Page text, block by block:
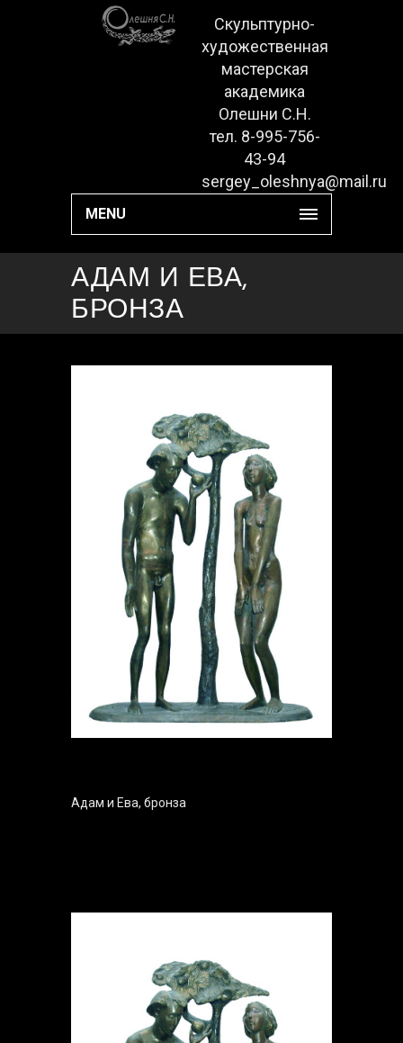
Скульптурно-
художественная
мастерская
академика
Олешни С.Н.
тел. 8-995-756-
43-94
sergey_oleshnya@mail.ru
MENU
АДАМ И ЕВА,
БРОНЗА
Адам и Ева, бронза